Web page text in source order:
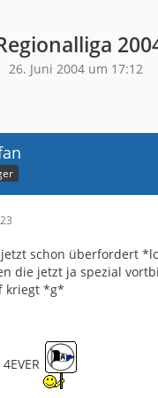
26. Juni 2004 um 17:12
schon überfordert
die jetzt ja spezial
kriegt *g*